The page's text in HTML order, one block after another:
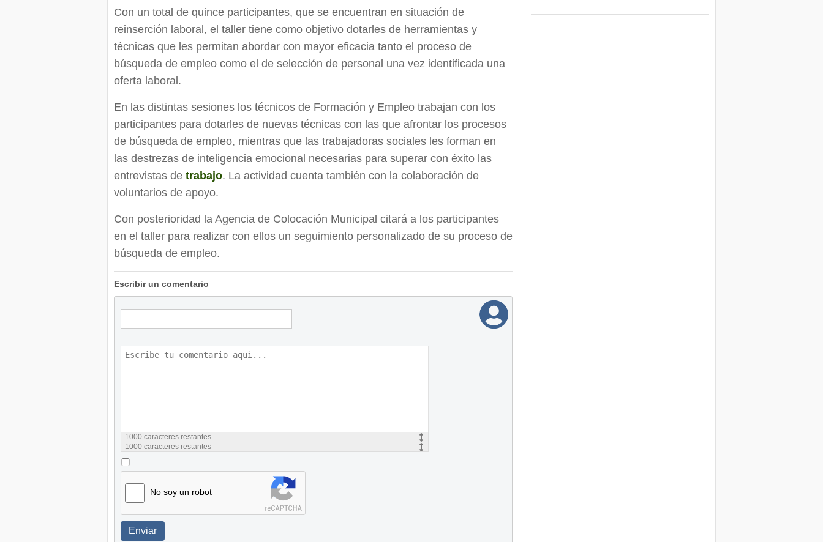
Con un total de quince participantes, que se encuentran en situación de
reinserción laboral, el taller tiene como objetivo dotarles de herramientas y
técnicas que les permitan abordar con mayor eficacia tanto el proceso de
búsqueda de empleo como el de selección de personal una vez identificada una
oferta laboral.
En las distintas sesiones los técnicos de Formación y Empleo trabajan con los
participantes para dotarles de nuevas técnicas con las que afrontar los procesos
de búsqueda de empleo, mientras que las trabajadoras sociales les forman en
las destrezas de inteligencia emocional necesarias para superar con éxito las
entrevistas de trabajo. La actividad cuenta también con la colaboración de
voluntarios de apoyo.
Con posterioridad la Agencia de Colocación Municipal citará a los participantes
en el taller para realizar con ellos un seguimiento personalizado de su proceso de
búsqueda de empleo.
Escribir un comentario
1000 caracteres restantes
1000 caracteres restantes
No soy un robot
Enviar